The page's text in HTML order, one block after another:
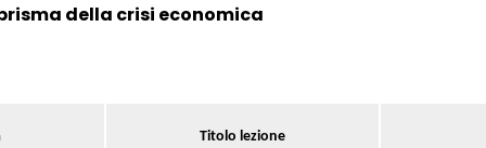
della crisi economica
Titolo lezione